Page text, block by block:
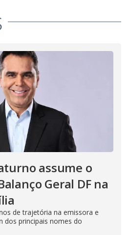
e
o
assume o
Geral DF na
de trajetória na emissora e
dos principais nomes do